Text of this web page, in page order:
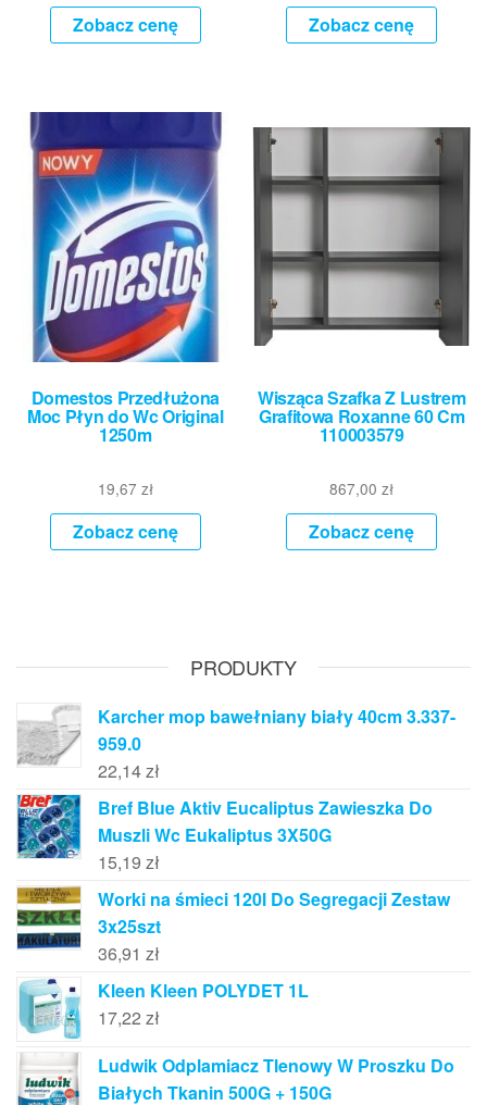
Zobacz cenę Zobacz cenę
Domestos Przedłużona
Moc Płyn do Wc Original
1250m
19,67 zł
Zobacz cenę
Wisząca Szafka Z Lustrem
Grafitowa Roxanne 60 Cm
110003579
867,00zł
Zobacz cenę
PRODUKTY
Karcher mop bawełniany biały 40cm 3.337-
959.0
22,14zł
Bref Blue Aktiv Eucaliptus Zawieszka Do
Muszli Wc Eukaliptus 3X50G
15,19 zł
Worki na śmieci 120l Do Segregacji Zestaw
3x25szt
36,91 zł
Kleen Kleen POLYDET 1L
17,22 zł
Ludwik Odplamiacz Tlenowy W Proszku Do
Białych Tkanin 500G + 150G